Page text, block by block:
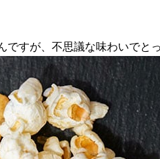
すが、不思議な味わいでと